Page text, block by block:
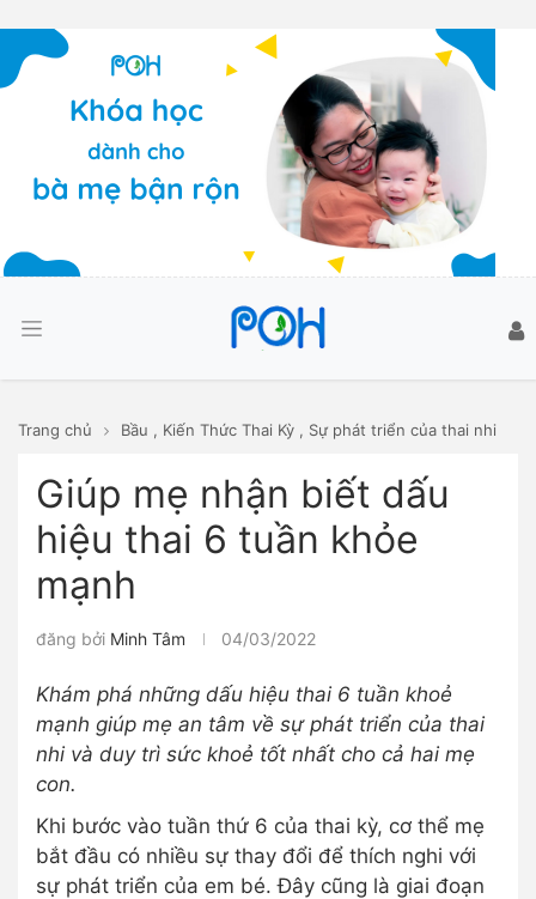
Trang chủ Bầu , Kiến Thức Thai Kỳ , Sự phát triển của thai nhi
Giúp mẹ nhận biết dấu
hiệu thai 6 tuần khỏe
mạnh
đăng bởi Minh Tâm 04/03/2022
Khám phá những dấu hiệu thai 6 tuần khoẻ
mạnh giúp mẹ an tâm về sự phát triển của thai
nhi và duy trì sức khoẻ tốt nhất cho cả hai mẹ
con.
Khi bước vào tuần thứ 6 của thai kỳ, cơ thể mẹ
bắt đầu có nhiều sự thay đổi để thích nghi với
sự phát triển của em bé. Đây cũng là giai đoạn